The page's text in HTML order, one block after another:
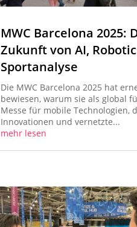
MWC Barcelona 2025:
Zukunft von AI,
Sportanalyse
Die MWC Barcelona 2025 hat
bewiesen, warum sie als global
Messe für mobile Technologien,
Innovationen und vernetzte...
mehr lesen